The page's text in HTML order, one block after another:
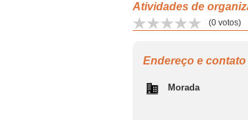
Atividades de
(0 votos)
Endereço e contato
Morada